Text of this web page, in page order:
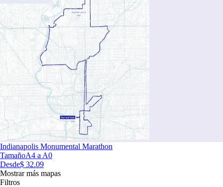
Indianapolis Monumental Marathon
TamañoA4 a A0
Desde$ 32.09
Mostrar más mapas
Filtros